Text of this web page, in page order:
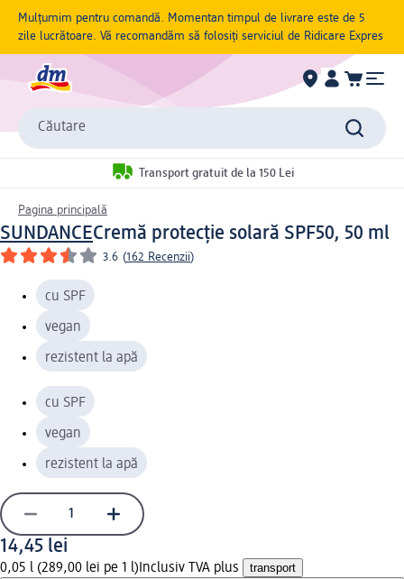
Mulțumim pentru comandă. Momentan timpul de livrare este de 5
zile lucrătoare. Vă recomandăm să folosiți serviciul de Ridicare Expres
Căutare
Transport gratuit de la 150 Lei
Pagina principală
SUNDANCECremă protecție solară SPF50, 50 ml
3.6 (162 Recenzii)
cu SPF
vegan
rezistent la apă
cu SPF
vegan
rezistent la apă
14,45 lei
0,05 l (289,00 lei pe 1 l) Inclusiv TVA plus transport